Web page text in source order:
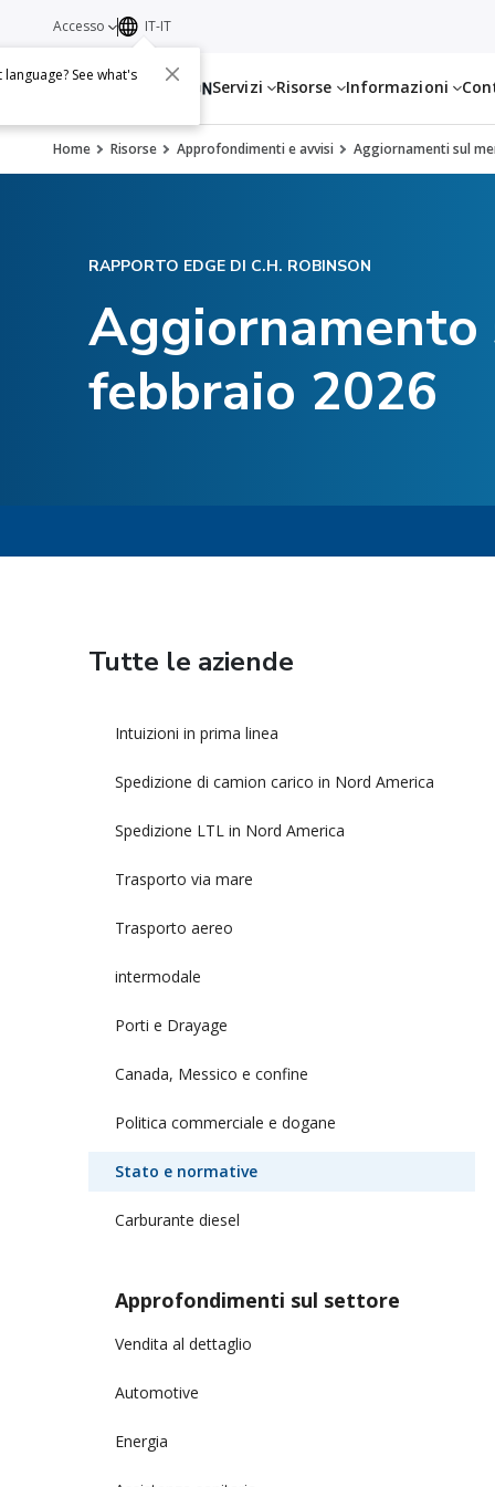
Servizi Risorse Informazioni
Accesso IT-IT
See what's
Home Risorse Approfondimenti e avvisi Aggiornamenti sul
RAPPORTO EDGE DI C.H. ROBINSON
Aggiornamento
febbraio 2026
Tutte le aziende
Intuizioni in prima linea
Spedizione di camion carico in Nord America
Spedizione LTL in Nord America
Trasporto via mare
Trasporto aereo
intermodale
Porti e Drayage
Canada, Messico e confine
Politica commerciale e dogane
Stato e normative
Carburante diesel
Approfondimenti sul settore
Vendita al dettaglio
Automotive
Energia